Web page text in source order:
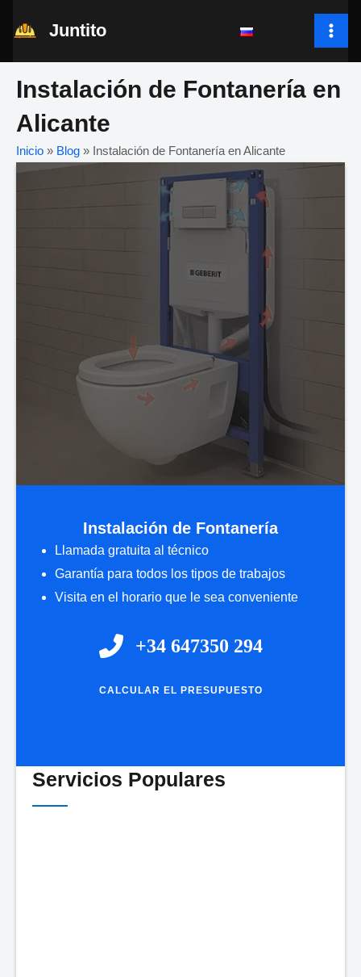
Juntito
Instalación de Fontanería en
Alicante
Inicio » Blog » Instalación de Fontanería en Alicante
Instalación de Fontanería
Llamada gratuita al técnico
Garantía para todos los tipos de trabajos
Visita en el horario que le sea conveniente
+34 647350 294
CALCULAR EL PRESUPUESTO
Servicios Populares